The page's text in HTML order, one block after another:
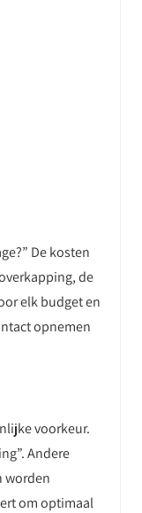
De kosten
de
elk budget en
opnemen
voorkeur.
Andere
worden
om optimaal